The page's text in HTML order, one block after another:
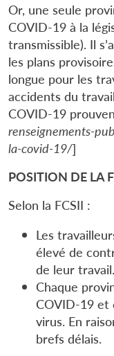
Or, une seule
COVID-19 à la
transmissible). Il
les plans
longue pour les
accidents du
COVID-19
renseignements-
la-covid-19/]
POSITION DE LA
Selon la FCSII :
Les
élevé de
de leur travail.
Chaque
COVID-19 et
virus. En
brefs délais.